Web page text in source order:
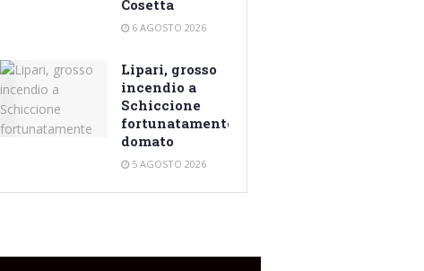
Cosetta
6 AGOSTO 2026
Lipari, grosso
incendio a
Schiccione
fortunatamente
domato
5 AGOSTO 2026